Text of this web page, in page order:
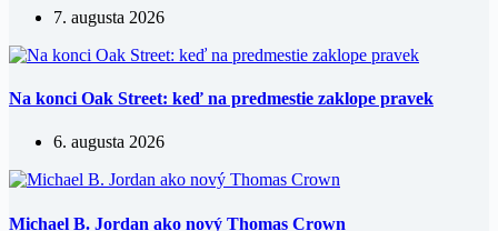
7. augusta 2026
Na konci Oak Street: keď na predmestie zaklope pravek
6. augusta 2026
Michael B. Jordan ako nový Thomas Crown